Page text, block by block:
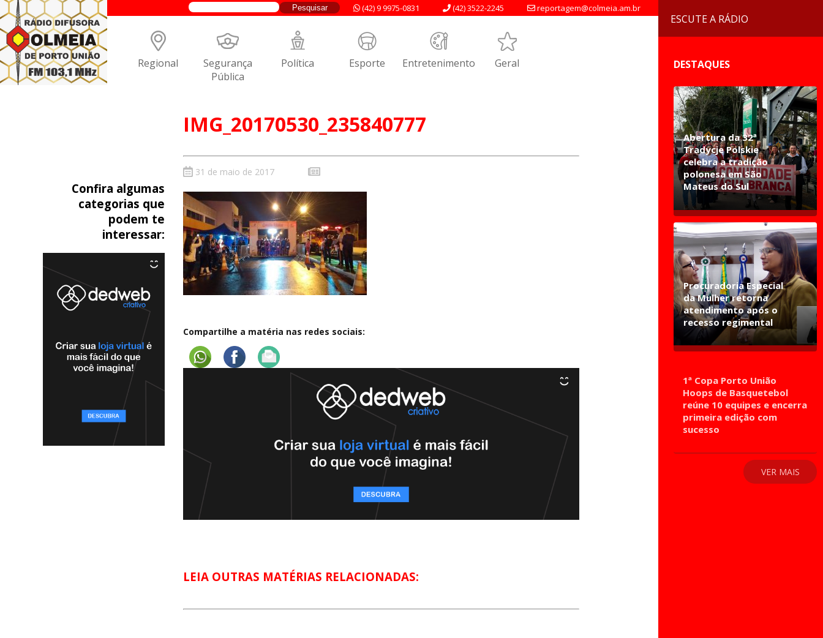
reportagem@colmeia.am.br
(42) 3522-2245
(42) 9 9975-0831
Regional Segurança
Pública
Política Esporte Entretenimento Geral
IMG_20170530_235840777
Confira algumas
categorias que
podem te
interessar:
31 de maio de 2017
Compartilhe a matéria nas redes sociais:
LEIA OUTRAS MATÉRIAS RELACIONADAS:
ESCUTE A RÁDIO
DESTAQUES
Abertura da 32ª
Tradycje Polskie
celebra a tradição
polonesa em São
Mateus do Sul
Procuradoria Especial
da Mulher retorna
atendimento após o
recesso regimental
1ª Copa Porto União
Hoops de Basquetebol
reúne 10 equipes e encerra
primeira edição com
sucesso
VER MAIS